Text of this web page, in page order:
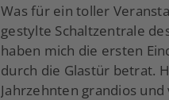
Was für ein toller
gestylte Schaltzentrale
haben mich die ersten
durch die Glastür betrat.
Jahrzehnten grandios